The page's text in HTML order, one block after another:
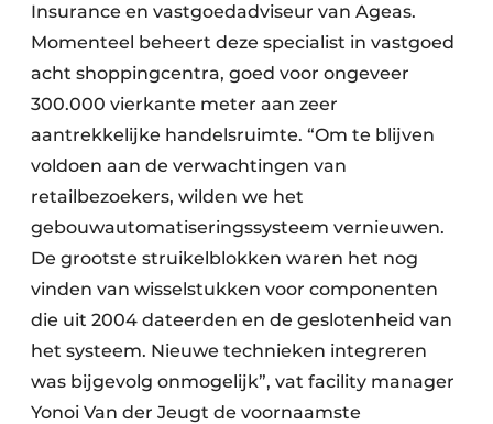
Insurance en vastgoedadviseur van Ageas.
Momenteel beheert deze specialist in vastgoed
acht shoppingcentra, goed voor ongeveer
300.000 vierkante meter aan zeer
aantrekkelijke handelsruimte. “Om te blijven
voldoen aan de verwachtingen van
retailbezoekers, wilden we het
gebouwautomatiseringssysteem vernieuwen.
De grootste struikelblokken waren het nog
vinden van wisselstukken voor componenten
die uit 2004 dateerden en de geslotenheid van
het systeem. Nieuwe technieken integreren
was bijgevolg onmogelijk”, vat facility manager
Yonoi Van der Jeugt de voornaamste